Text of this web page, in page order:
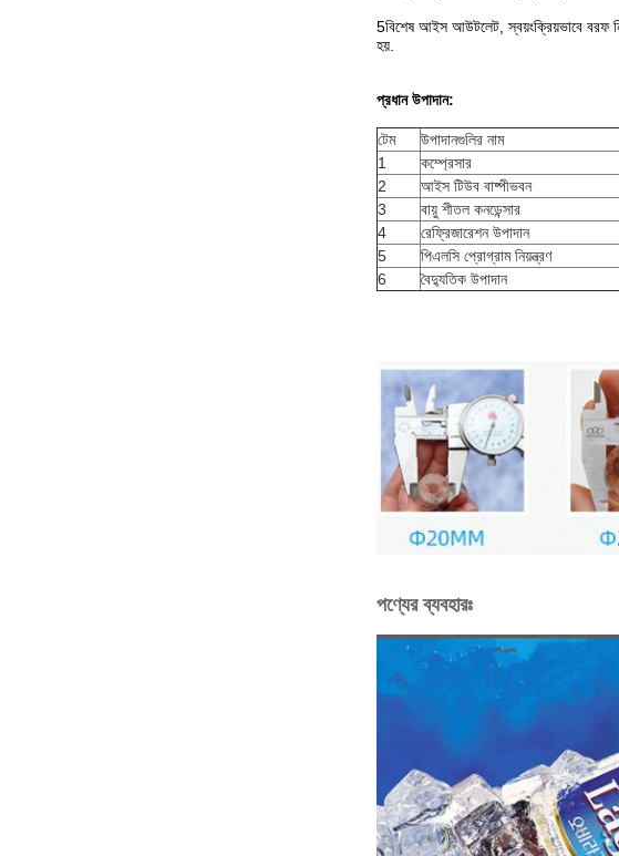
5বিশেষ আইস আউটলেট, স্বয়ংক্রিয়ভাবে বরফ
হয়.
প্রধান উপাদান:
টেম উপাদানগুলির নাম
1
কম্প্রেসার
2
আইস টিউব বাষ্পীভবন
3 বায়ু শীতল কনডেন্সার
4
রেফ্রিজারেশন উপাদান
5
পিএলসি প্রোগ্রাম নিয়ন্ত্রণ
6
বৈদ্যুতিক উপাদান
পণ্যের ব্যবহারঃ